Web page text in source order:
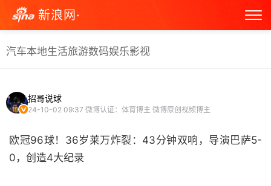
新浪网·
汽车本地生活旅游数码娱乐影视
招哥说球
24-10-02 09:37 微博认证：体育博主 微博原创视频博主
欧冠96球！36岁莱万炸裂：43分钟双响，导演巴萨5-
0，创造4大纪录